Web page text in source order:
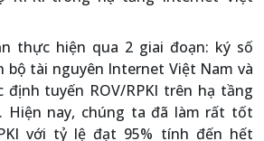
thực hiện qua 2 giai đoạn: ký số
bộ tài nguyên Internet Việt Nam và
tuyến ROV/RPKI trên hạ tầng
Hiện nay, chúng ta đã làm rất tốt
với tỷ lệ đạt 95% tính đến hết